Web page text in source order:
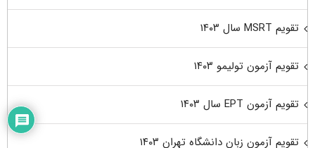
تقویم MSRT سال ۱۴۰۳
تقویم آزمون تولیمو ۱۴۰۳
تقویم آزمون EPT سال ۱۴۰۳
تقویم آزمون زبان دانشگاه تهران ۱۴۰۳